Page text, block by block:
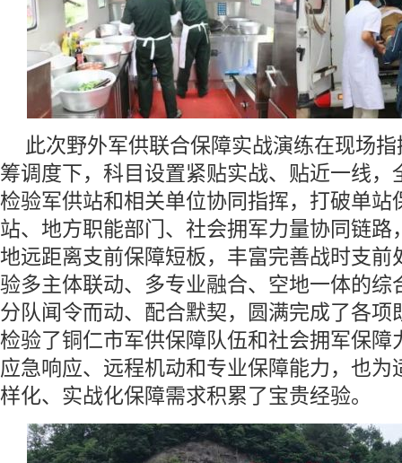
此次野外军供联合保障实战演练在现场
筹调度下，科目设置紧贴实战、贴近一线，
检验军供站和相关单位协同指挥，打破单站
站、地方职能部门、社会拥军力量协同链路
地远距离支前保障短板，丰富完善战时支前
验多主体联动、多专业融合、空地一体的综
分队闻令而动、配合默契，圆满完成了各项
检验了铜仁市军供保障队伍和社会拥军保障
应急响应、远程机动和专业保障能力，也为
样化、实战化保障需求积累了宝贵经验。